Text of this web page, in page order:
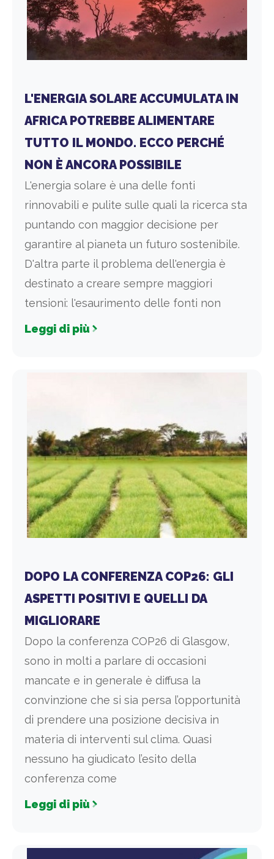
L'ENERGIA SOLARE ACCUMULATA IN
AFRICA POTREBBE ALIMENTARE
TUTTO IL MONDO. ECCO PERCHÉ
NON È ANCORA POSSIBILE
L'energia solare è una delle fonti
rinnovabili e pulite sulle quali la ricerca sta
puntando con maggior decisione per
garantire al pianeta un futuro sostenibile.
D'altra parte il problema dell'energia è
destinato a creare sempre maggiori
tensioni: l'esaurimento delle fonti non
Leggi di più
DOPO LA CONFERENZA COP26: GLI
ASPETTI POSITIVI E QUELLI DA
MIGLIORARE
Dopo la conferenza COP26 di Glasgow,
sono in molti a parlare di occasioni
mancate e in generale è diffusa la
convinzione che si sia persa l’opportunità
di prendere una posizione decisiva in
materia di interventi sul clima. Quasi
nessuno ha giudicato l’esito della
conferenza come
Leggi di più